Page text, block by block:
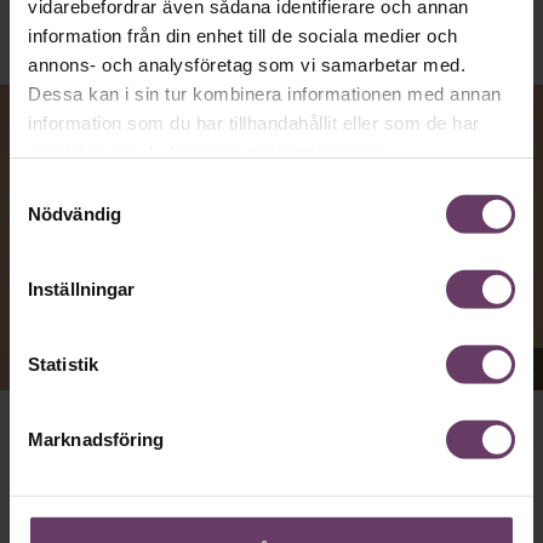
vidarebefordrar även sådana identifierare och annan
information från din enhet till de sociala medier och
annons- och analysföretag som vi samarbetar med.
Dessa kan i sin tur kombinera informationen med annan
information som du har tillhandahållit eller som de har
Nödvändig
Inställningar
Statistik
Marknadsföring
Appen Sinceerly imiterar vd:ars kortfattade språk.
VD:AR KAN VARA SVÅRA
att nå och besvarar inte alltid
en app som imiterar toppchefernas sätt att skriva, med